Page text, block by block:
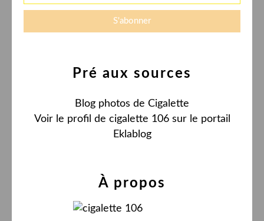
Pré aux sources
Blog photos de Cigalette
Voir le profil de cigalette 106sur le portail
Eklablog
À propos